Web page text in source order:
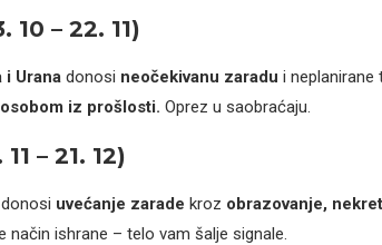
10 – 22. 11)
i Uranadonosi neočekivanu zaradu i neplanirane
iz prošlosti. Oprez u saobraćaju.
– 21. 12)
uvećanje zarade kroz obrazovanje,
način ishrane – telo vam šalje signale.